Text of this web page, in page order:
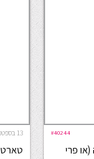
#40244
פרי
13 בספטמבר 2016
טארט